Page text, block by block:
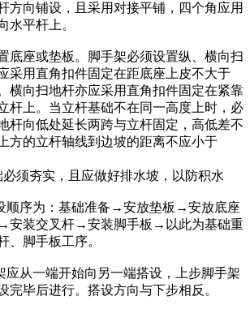
方向铺设，且采用对接平铺，四个角应用
水平杆上。
底座或垫板。脚手架必须设置纵、横向扫
采用直角扣件固定在距底座上皮不大于
横向扫地杆亦应采用直角扣件固定在紧靠
杆上。当立杆基础不在同一高度上时，必
杆向低处延长两跨与立杆固定，高低差不
方的立杆轴线到边坡的距离不应小于
须夯实，且应做好排水坡，以防积水
顺序为：基础准备→安放垫板→安放底座
安装交叉杆→安装脚手板→以此为基础重
、脚手板工序。
应从一端开始向另一端搭设，上步脚手架
完毕后进行。搭设方向与下步相反。